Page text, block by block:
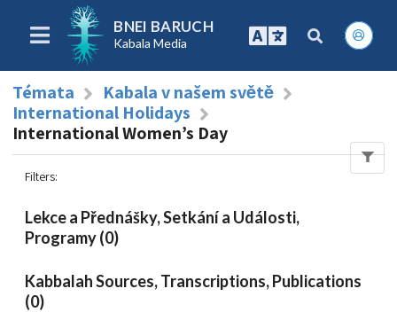
BNEI BARUCH
Kabala Media
Témata
Kabala v našem světě
International Holidays
International Women’s Day
Filters:
Lekce a Přednášky, Setkání a Události,
Programy (0)
Kabbalah Sources, Transcriptions, Publications
(0)